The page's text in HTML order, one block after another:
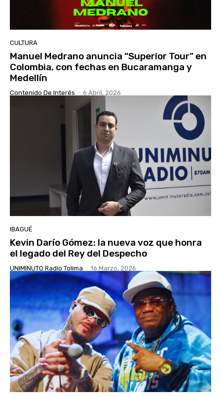
CULTURA
Manuel Medrano anuncia “Superior Tour” en
Colombia, con fechas en Bucaramanga y
Medellín
Contenido De Interés - 6 Abril, 2026
IBAGUÉ
Kevin Darío Gómez: la nueva voz que honra
el legado del Rey del Despecho
UNIMINUTO Radio Tolima - 16 Marzo, 2026